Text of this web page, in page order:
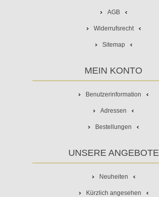
AGB
Widerrufsrecht
Sitemap
MEIN KONTO
Benutzerinformation
Adressen
Bestellungen
UNSERE ANGEBOTE
Neuheiten
Kürzlich angesehen